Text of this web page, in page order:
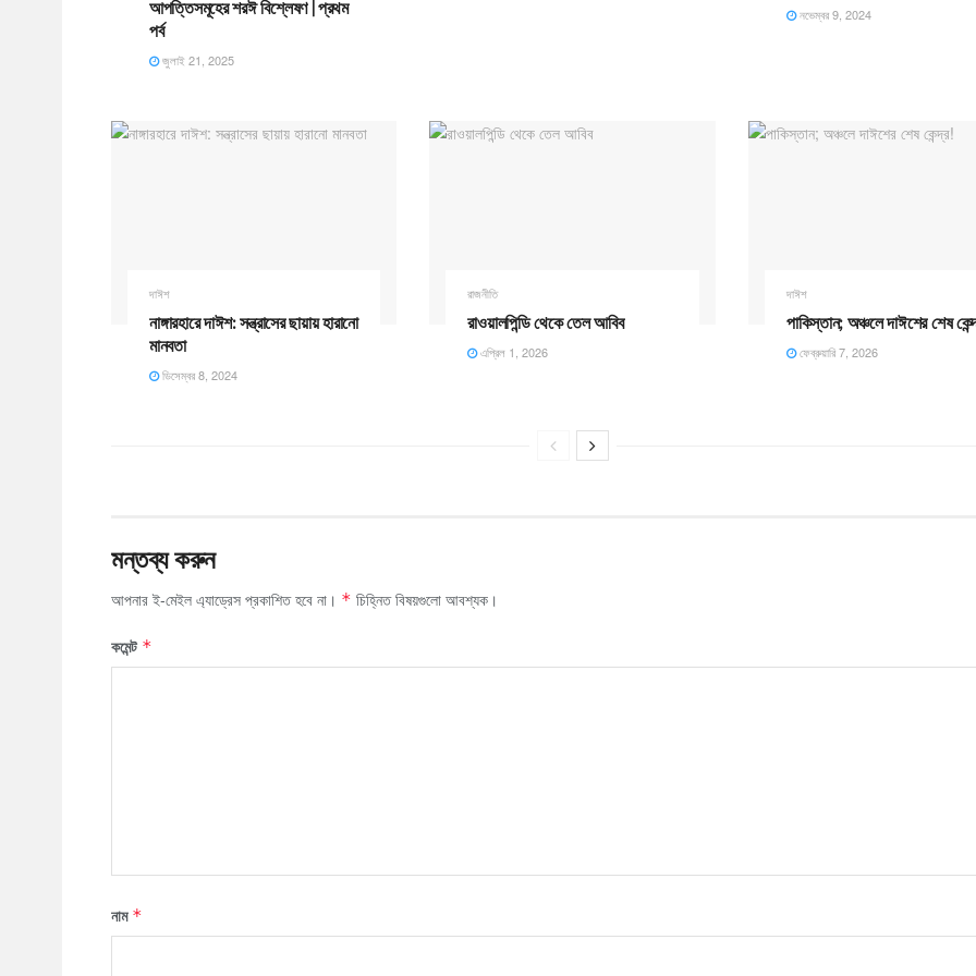
আপত্তিসমূহের শরঈ বিশ্লেষণ | প্রথম
পর্ব
জুলাই 21, 2025
নভেম্বর 9, 2024
দাঈশ
নাঙ্গারহারে দাঈশ: সন্ত্রাসের ছায়ায় হারানো
মানবতা
ডিসেম্বর 8, 2024
রাজনীতি
রাওয়ালপিন্ডি থেকে তেল আবিব ​
এপ্রিল 1, 2026
দাঈশ
পাকিস্তান; অঞ্চলে দাঈশের শেষ
ফেব্রুয়ারি 7, 2026
মন্তব্য করুন
আপনার ই-মেইল এ্যাড্রেস প্রকাশিত হবে না। * চিহ্নিত বিষয়গুলো আবশ্যক।
কমেন্ট *
নাম *